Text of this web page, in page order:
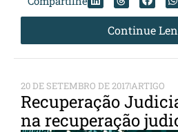
Continue
20 DE SETEMBRO DE 2017ARTIGO
Recuperação
na recuperação